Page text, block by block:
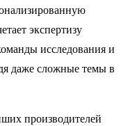
экспертизу
исследования и
даже сложные темы в
производителей